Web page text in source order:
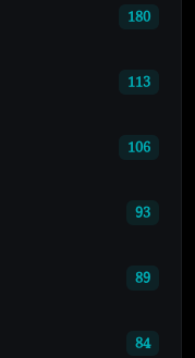
180
113
106
93
89
84